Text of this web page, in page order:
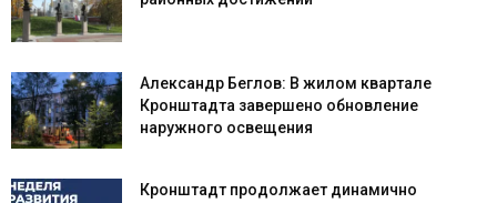
Александр Беглов: В жилом квартале
Кронштадта завершено обновление
наружного освещения
Кронштадт продолжает динамично